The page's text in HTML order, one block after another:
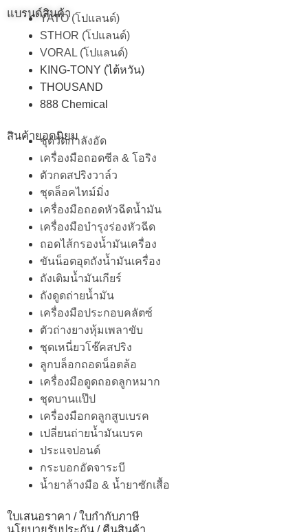
แบรนด์สินค้าYATO (โปแลนด์)
STHOR (โปแลนด์)
VORAL (โปแลนด์)
KING-TONY (ไต้หวัน)
THOUSAND
888 Chemical
สินค้ายอดนิยม
ชุดวัดกำลังอัด
เครื่องมือถอดซีล & โอริง
ตัวกดสปริงวาล์ว
ชุดล็อคไทม์มิ่ง
เครื่องมือถอดหัวฉีดน้ำมัน
เครื่องมือบำรุงร่องหัวฉีด
ถอดไส้กรองน้ำมันเครื่อง
ขันน็อตอุตถังน้ำมันเครื่อง
ถังเติมน้ำมันเกียร์
ถังดูดถ่ายน้ำมัน
เครื่องมือประกอบคลัตซ์
ตัวถ่างยางหุ้มเพลาขับ
ชุดเหนี่ยวโช๊คสปริง
ลูกบล็อกถอดน็อตล้อ
เครื่องมือดูดถอดลูกหมาก
ชุดบานแป๊ป
เครื่องมือกดลูกสูบเบรค
เปลี่ยนถ่ายน้ำมันเบรค
ประแจปอนด์
กระบอกอัดจาระบี
น้ำยาล้างมือ & น้ำยาซักเสื้อ
ใบเสนอราคา / ใบกำกับภาษี
นโยบายรับประกัน / คืนสินค้า